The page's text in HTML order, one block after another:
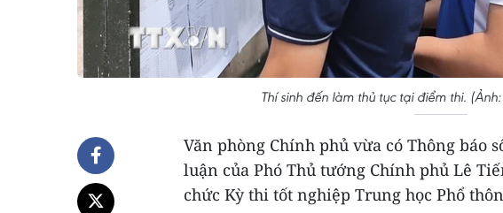
Thí sinh đến làm thủ tục tại điểm thi.
Văn phòng Chính phủ vừa có Thông báo
luận của Phó Thủ tướng Chính phủ Lê
chức Kỳ thi tốt nghiệp Trung học Phổ